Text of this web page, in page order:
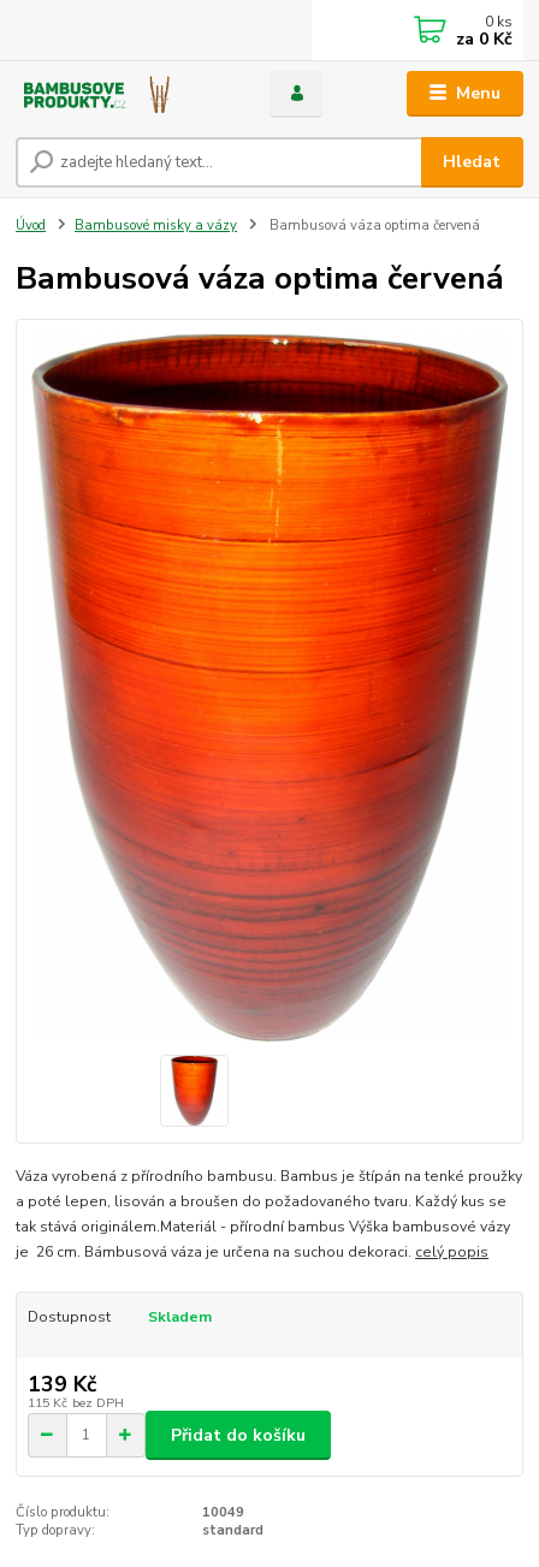
Menu
Hledat
0 ks
za 0 Kč
Úvod Bambusové misky a vázy Bambusová váza optima červená
Bambusová váza optima červená
Váza vyrobená z přírodního bambusu. Bambus je štípán na tenké proužky
a poté lepen, lisován a broušen do požadovaného tvaru. Každý kus se
tak stává originálem.Materiál - přírodní bambus Výška bambusové vázy
je 26 cm. Bámbusová váza je určena na suchou dekoraci. celý popis
Dostupnost Skladem
139 Kč
115 Kč bez DPH
Přidat do košíku
Číslo produktu:
10049
Typ dopravy:
standard